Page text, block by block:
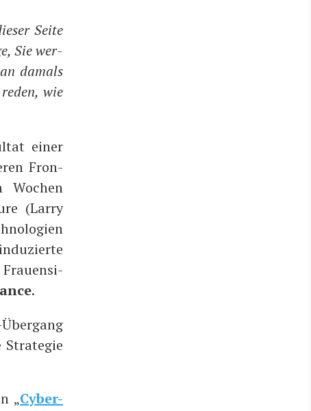
Sei­te
Sie wer­
damals
wie
einer
Fron­
Wochen
(Lar­ry
.
Stra­te­gie
„Cyber-